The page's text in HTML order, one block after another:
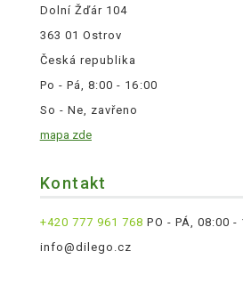
Dolní Žďár 104
363 01 Ostrov
Česká republika
Po - Pá, 8:00 - 16:00
So - Ne, zavřeno
mapa zde
Kontakt
+420 777 961 768 PO - PÁ, 08:00 -
info@dilego.cz